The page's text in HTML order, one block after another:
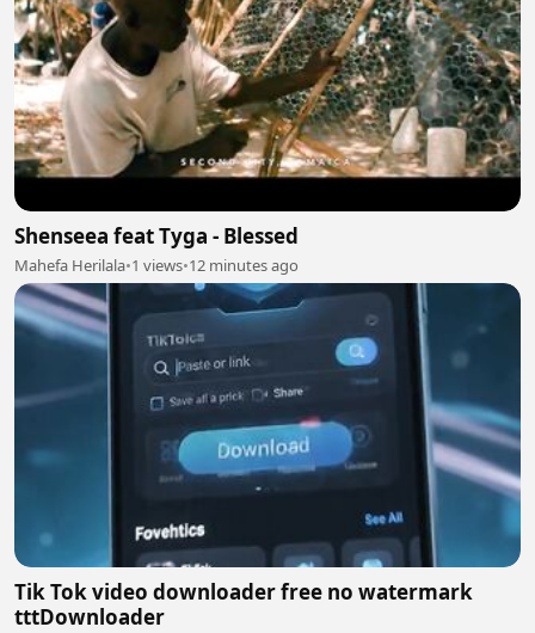
Shenseea feat Tyga - Blessed
Mahefa Herilala•1 views•12 minutes ago
Tik Tok video downloader free no watermark
tttDownloader